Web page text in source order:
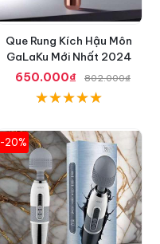
Que Rung Kích Hậu Môn
GaLaKu Mới Nhất 2024
650.000₫
802.000₫
-20%